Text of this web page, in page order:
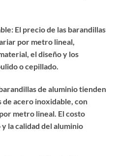
El precio de las barandillas
por metro lineal,
el diseño y los
o cepillado.
de aluminio tienden
de acero inoxidable, con
metro lineal. El costo
la calidad del aluminio